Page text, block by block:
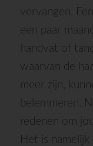
vervangen.
een paar
handvat of
waarvan de
meer zijn,
belemmeren.
redenen om
Het is